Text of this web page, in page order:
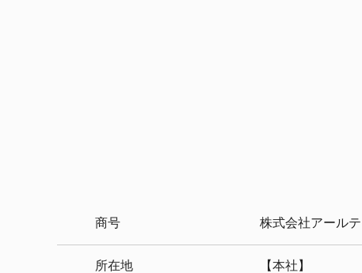
商号 株式会社アールテ
所在地
【本社】